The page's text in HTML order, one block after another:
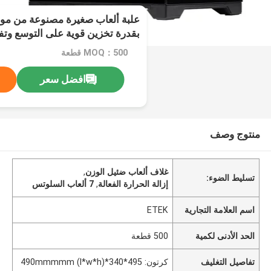
علبة ألعاب صغيرة مصنوعة من
فتحات
MOQ：500 قطعة
افضل سعر
منتوج وصف
تسليط الضوء:
غلاف ألعاب ضئيل الوزن,
إزالة الحرارة الفعالة,7 ألعاب السلوتس
اسم العلامة التجارية ETEK
الحد الأدنى لكمية 500 قطعة
تفاصيل التغليف كرتون: 495*340*490mmmmm (l*w*h)